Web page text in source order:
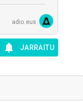
adio.eus
JARRAITU